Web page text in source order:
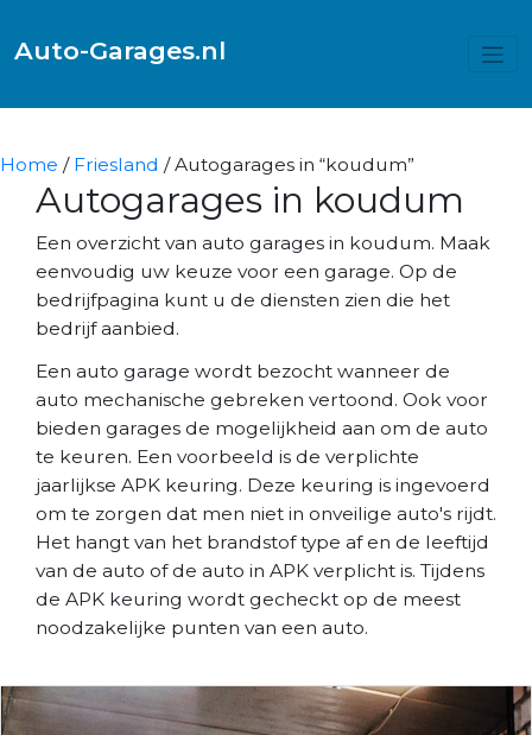
Auto-Garages.nl
Home / Friesland / Autogarages in “koudum”
Autogarages in koudum
Een overzicht van auto garages in koudum. Maak
eenvoudig uw keuze voor een garage. Op de
bedrijfpagina kunt u de diensten zien die het
bedrijf aanbied.
Een auto garage wordt bezocht wanneer de
auto mechanische gebreken vertoond. Ook voor
bieden garages de mogelijkheid aan om de auto
te keuren. Een voorbeeld is de verplichte
jaarlijkse APK keuring. Deze keuring is ingevoerd
om te zorgen dat men niet in onveilige auto's rijdt.
Het hangt van het brandstof type af en de leeftijd
van de auto of de auto in APK verplicht is. Tijdens
de APK keuring wordt gecheckt op de meest
noodzakelijke punten van een auto.